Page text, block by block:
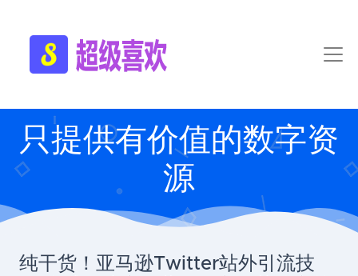
只提供有价值的数字资
源
纯干货！亚马逊Twitter站外引流技